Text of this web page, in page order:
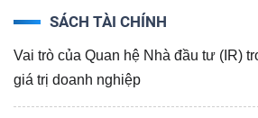
SÁCH TÀI CHÍNH
Vai trò của Quan hệ Nhà đầu tư (IR)
giá trị doanh nghiệp